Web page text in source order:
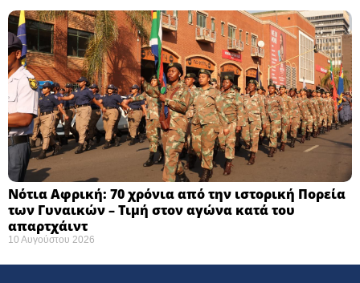
Νότια Αφρική: 70 χρόνια από την ιστορική Πορεία
των Γυναικών – Τιμή στον αγώνα κατά του
απαρτχάιντ ​
10 Αυγούστου 2026